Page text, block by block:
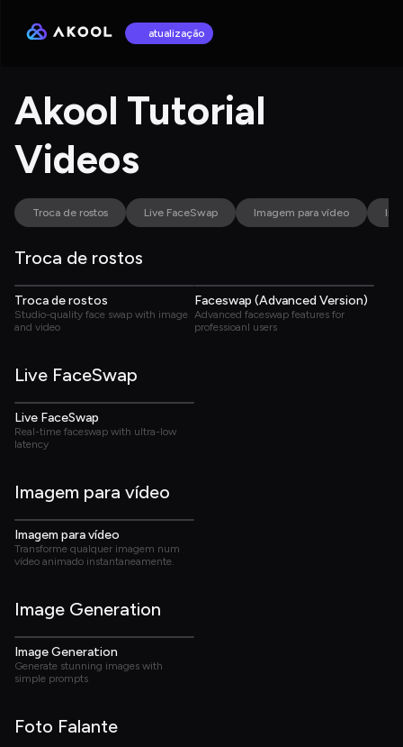
atualização
Akool Tutorial
Videos
Troca de rostos Live FaceSwap Imagem para vídeo
Troca de rostos
Troca de rostos
Studio-quality face swap with image
and video
Faceswap (Advanced Version)
Advanced faceswap features for
professioanl users
Live FaceSwap
Live FaceSwap
Real-time faceswap with ultra-low
latency
Imagem para vídeo
Imagem para vídeo
Transforme qualquer imagem num
vídeo animado instantaneamente.
Image Generation
Image Generation
Generate stunning images with
simple prompts
Foto Falante